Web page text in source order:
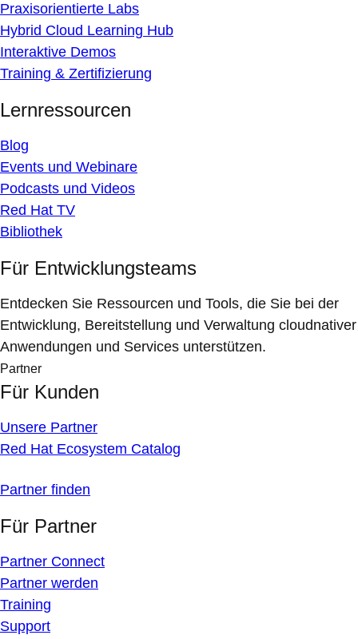
Praxisorientierte Labs
Hybrid Cloud Learning Hub
Interaktive Demos
Training & Zertifizierung
Lernressourcen
Blog
Events und Webinare
Podcasts und Videos
Red Hat TV
Bibliothek
Für Entwicklungsteams
Entdecken Sie Ressourcen und Tools, die Sie bei der
Entwicklung, Bereitstellung und Verwaltung cloudnativer
Anwendungen und Services unterstützen.
Partner
Für Kunden
Unsere Partner
Red Hat Ecosystem Catalog
Partner finden
Für Partner
Partner Connect
Partner werden
Training
Support